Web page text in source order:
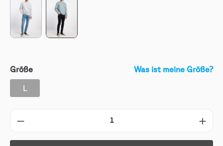
Größe Was ist meine Größe?
L